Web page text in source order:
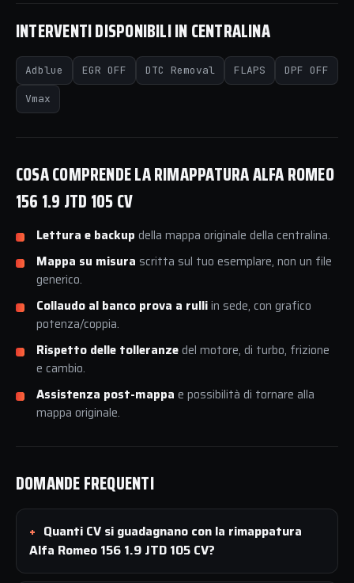
INTERVENTI DISPONIBILI IN CENTRALINA
Adblue EGR OFF DTC Removal FLAPS DPF OFF
Vmax
COSA COMPRENDE LA RIMAPPATURA ALFA ROMEO
156 1.9 JTD 105 CV
Lettura e backup della mappa originale della centralina.
Mappa su misura scritta sul tuo esemplare, non un file
generico.
Collaudo al banco prova a rulliin sede, con grafico
potenza/coppia.
Rispetto delle tolleranzedel motore, di turbo, frizione
e cambio.
Assistenza post-mappa e possibilità di tornare alla
mappa originale.
DOMANDE FREQUENTI
Quanti CV si guadagnano con la rimappatura
Alfa Romeo 156 1.9 JTD 105 CV?